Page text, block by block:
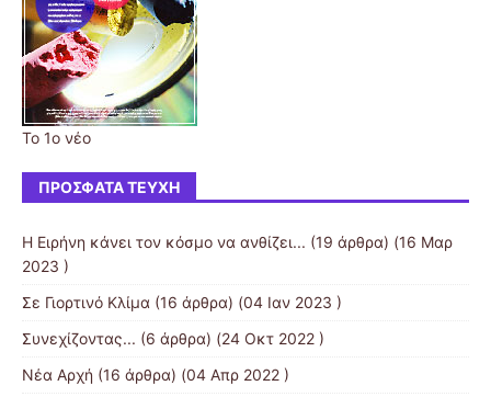
Το 1ο νέο
ΠΡΌΣΦΑΤΑ ΤΕΎΧΗ
Η Ειρήνη κάνει τον κόσμο να ανθίζει... (19 άρθρα) (16 Μαρ
2023 )
Σε Γιορτινό Κλίμα (16 άρθρα) (04 Ιαν 2023 )
Συνεχίζοντας... (6 άρθρα) (24 Οκτ 2022 )
Νέα Αρχή (16 άρθρα) (04 Απρ 2022 )